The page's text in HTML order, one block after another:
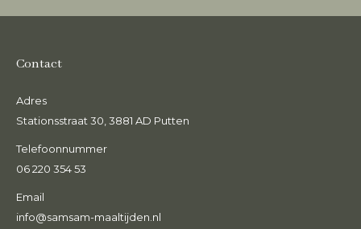
Contact
Adres
Stationsstraat 30, 3881 AD Putten
Telefoonnummer
06 220 354 53
Email
info@samsam-maaltijden.nl